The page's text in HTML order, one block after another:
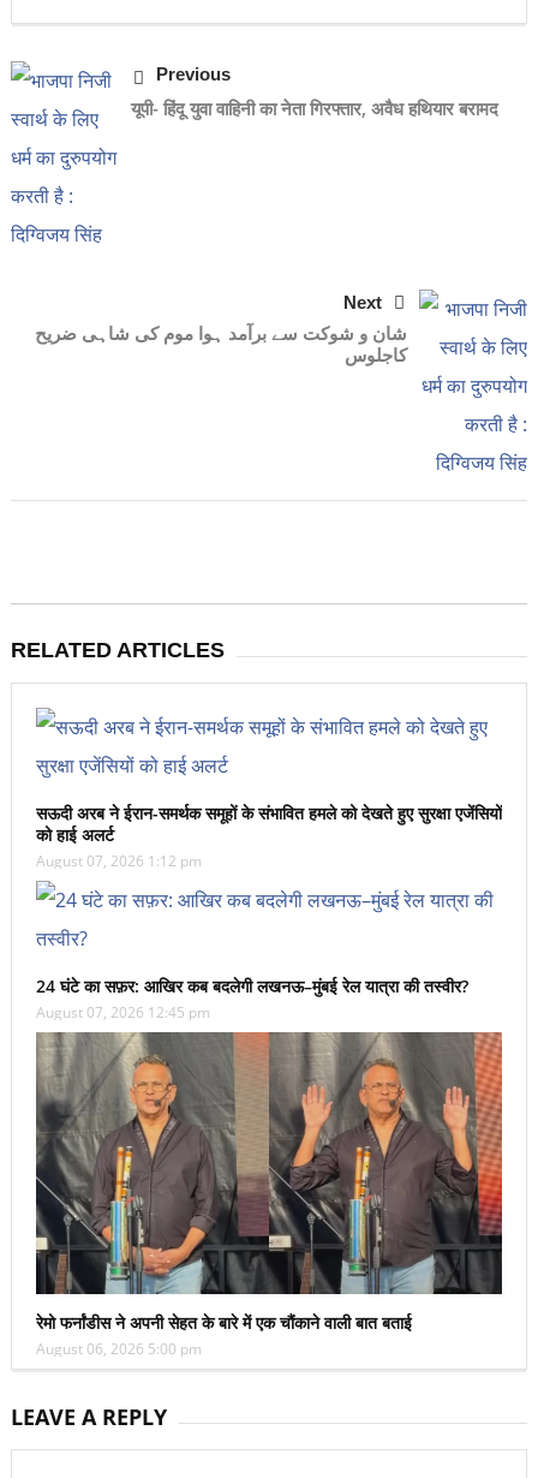
Previous
यूपी- हिंदू युवा वाहिनी का नेता गिरफ्तार, अवैध हथियार बरामद
Next
شان و شوکت سے برآمد ہوا موم کی شاہی ضریح
کاجلوس
RELATED ARTICLES
सऊदी अरब ने ईरान-समर्थक समूहों के संभावित हमले को देखते हुए सुरक्षा एजेंसियों
को हाई अलर्ट
August 07, 2026 1:12 pm
24 घंटे का सफ़र: आखिर कब बदलेगी लखनऊ–मुंबई रेल यात्रा की तस्वीर?
August 07, 2026 12:45 pm
रेमो फर्नांडीस ने अपनी सेहत के बारे में एक चौंकाने वाली बात बताई
August 06, 2026 5:00 pm
LEAVE A REPLY